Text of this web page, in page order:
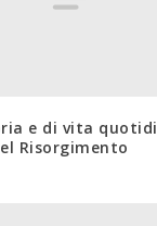
e di vita
Risorgimento